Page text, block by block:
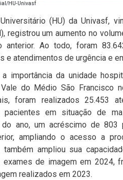
HU-Univasf
(HU) da Univasf,
registrou um aumento no
Ao todo, foram
e atendimentos de urgência e
importância da unidade
do Médio São Francisco
foram realizados 25.453
pacientes em situação de
ano, um acréscimo de 803
ampliando o acesso a
também ampliou sua
exames de imagem em 2024,
realizados em 2023.